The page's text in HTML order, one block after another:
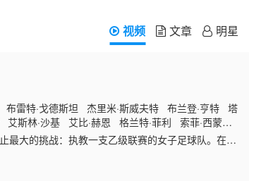
视频 文章 明星
雷特·戈德斯坦 杰里米·斯威夫特 布兰登·亨特 塔
斯林·沙基 艾比·赫恩 格兰特·菲利 索菲·西蒙特
大的挑战：执教一支乙级联赛的女子足球队。在这
想过的机会。